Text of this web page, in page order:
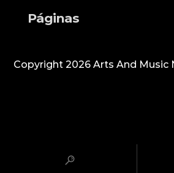
Páginas
Copyright 2026 Arts And Music